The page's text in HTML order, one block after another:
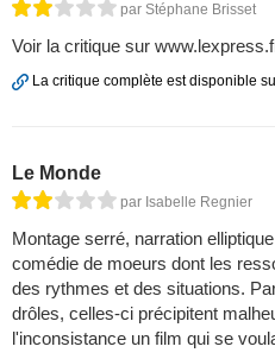
par Stéphane Brisset
Voir la critique sur
La critique complète est disponible
Le Monde
par Isabelle Regnier
Montage serré, narration
comédie de moeurs dont les
des rythmes et des situations.
drôles, celles-ci précipitent
l'inconsistance un film qui se